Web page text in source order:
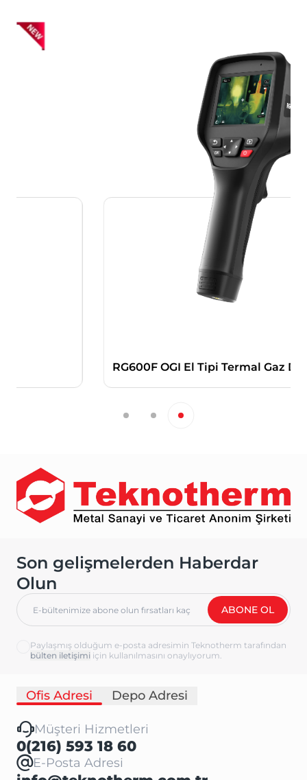
RG600F OGI El Tipi Termal Gaz Dedektörü
Son gelişmelerden Haberdar
Olun
ABONE OL
Paylaşmış olduğum e-posta adresimin Teknotherm tarafından
için kullanılmasını onaylıyorum.
Ofis Adresi Depo Adresi
Müşteri Hizmetleri
0(216) 593 18 60
E-Posta Adresi